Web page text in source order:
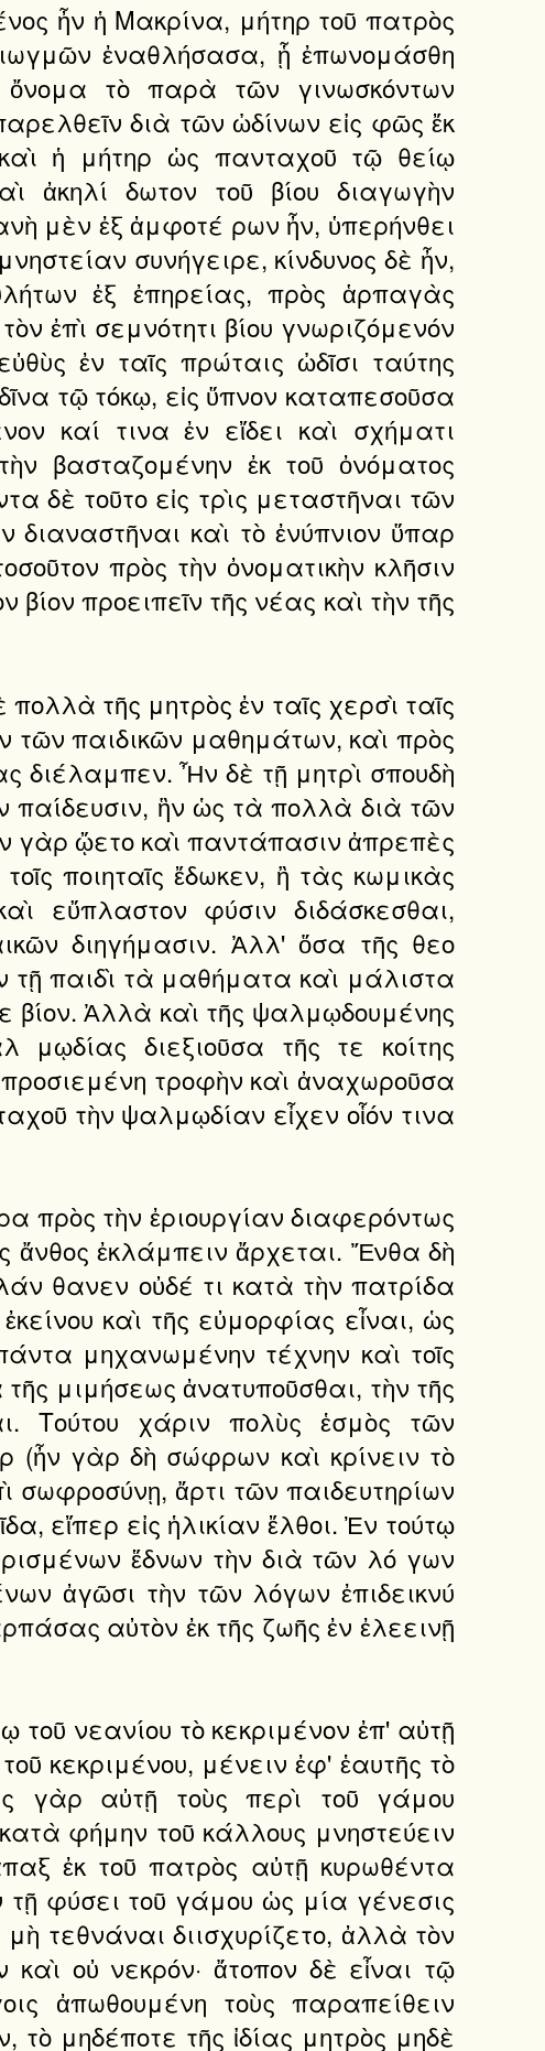
ἦν ἡ Μακρίνα, μήτηρ τοῦ πατρὸς
ἐναθλήσασα, ᾗ ἐπωνομάσθη
τὸ παρὰ τῶν γινωσκόντων
διὰ τῶν ὠδίνων εἰς φῶς ἔκ
ἡ μήτηρ ὡς πανταχοῦ τῷ θείῳ
ἀκηλί δωτον τοῦ βίου διαγωγὴν
μὲν ἐξ ἀμφοτέ ρων ἦν, ὑπερήνθει
συνήγειρε, κίνδυνος δὲ ἦν,
ἐξ ἐπηρείας, πρὸς ἁρπαγὰς
ἐπὶ σεμνότητι βίου γνωριζόμενόν
ἐν ταῖς πρώταις ὠδῖσι ταύτης
τῷ τόκῳ, εἰς ὕπνον καταπεσοῦσα
καί τινα ἐν εἴδει καὶ σχήματι
βασταζομένην ἐκ τοῦ ὀνόματος
δὲ τοῦτο εἰς τρὶς μεταστῆναι τῶν
διαναστῆναι καὶ τὸ ἐνύπνιον ὕπαρ
πρὸς τὴν ὀνοματικὴν κλῆσιν
προειπεῖν τῆς νέας καὶ τὴν τῆς
τῆς μητρὸς ἐν ταῖς χερσὶ ταῖς
τῶν παιδικῶν μαθημάτων, καὶ πρὸς
διέλαμπεν. Ἦν δὲ τῇ μητρὶ σπουδὴ
παίδευσιν, ἣν ὡς τὰ πολλὰ διὰ τῶν
γὰρ ᾤετο καὶ παντάπασιν ἀπρεπὲς
ποιηταῖς ἔδωκεν, ἢ τὰς κωμικὰς
εὔπλαστον φύσιν διδάσκεσθαι,
διηγήμασιν. Ἀλλ' ὅσα τῆς θεο
τῇ παιδὶ τὰ μαθήματα καὶ μάλιστα
βίον. Ἀλλὰ καὶ τῆς ψαλμῳδουμένης
μῳδίας διεξιοῦσα τῆς τε κοίτης
τροφὴν καὶ ἀναχωροῦσα
τὴν ψαλμῳδίαν εἶχεν οἷόν τινα
πρὸς τὴν ἐριουργίαν διαφερόντως
ἄνθος ἐκλάμπειν ἄρχεται. Ἔνθα δὴ
θανεν οὐδέ τι κατὰ τὴν πατρίδα
καὶ τῆς εὐμορφίας εἶναι, ὡς
μηχανωμένην τέχνην καὶ τοῖς
μιμήσεως ἀνατυποῦσθαι, τὴν τῆς
Τούτου χάριν πολὺς ἑσμὸς τῶν
(ἦν γὰρ δὴ σώφρων καὶ κρίνειν τὸ
σωφροσύνῃ, ἄρτι τῶν παιδευτηρίων
εἴπερ εἰς ἡλικίαν ἔλθοι. Ἐν τούτῳ
ἕδνων τὴν διὰ τῶν λό γων
ἀγῶσι τὴν τῶν λόγων ἐπιδεικνύ
αὐτὸν ἐκ τῆς ζωῆς ἐν ἐλεεινῇ
νεανίου τὸ κεκριμένον ἐπ' αὐτῇ
κεκριμένου, μένειν ἐφ' ἑαυτῆς τὸ
γὰρ αὐτῇ τοὺς περὶ τοῦ γάμου
φήμην τοῦ κάλλους μνηστεύειν
ἐκ τοῦ πατρὸς αὐτῇ κυρωθέντα
φύσει τοῦ γάμου ὡς μία γένεσις
τεθνάναι διισχυρίζετο, ἀλλὰ τὸν
οὐ νεκρόν· ἄτοπον δὲ εἶναι τῷ
ἀπωθουμένη τοὺς παραπείθειν
τὸ μηδέποτε τῆς ἰδίας μητρὸς μηδὲ